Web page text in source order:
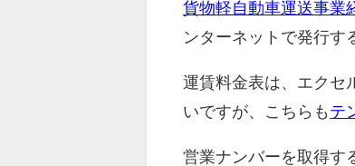
貨物軽自動車運送事業
ンターネットで発行す
運賃料金表は、エクセ
いですが、こちらも テ
営業ナンバーを取得す